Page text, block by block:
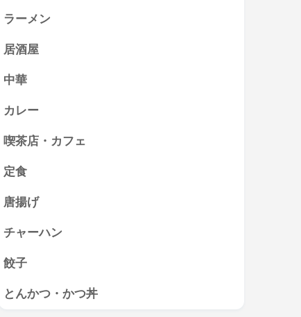
ラーメン
居酒屋
中華
カレー
喫茶店・カフェ
定食
唐揚げ
チャーハン
餃子
とんかつ・かつ丼